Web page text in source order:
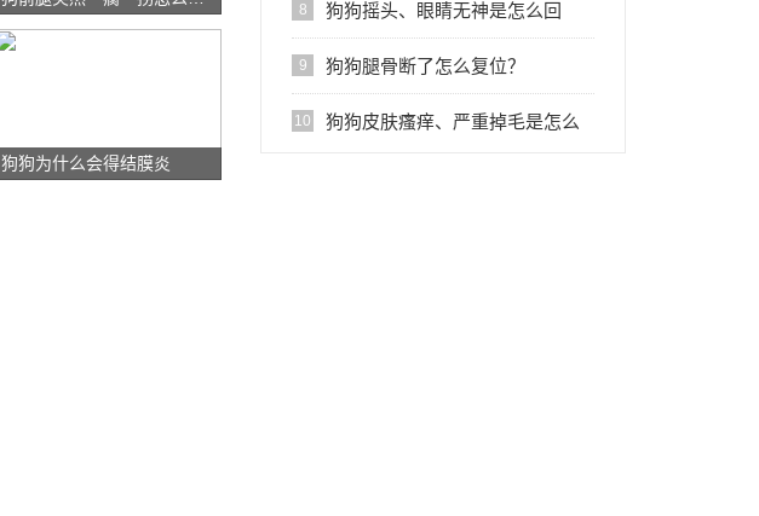
狗狗为什么会得结膜炎
8 狗狗摇头、眼睛无神是怎么回
事？
9 狗狗腿骨断了怎么复位？
10 狗狗皮肤瘙痒、严重掉毛是怎么